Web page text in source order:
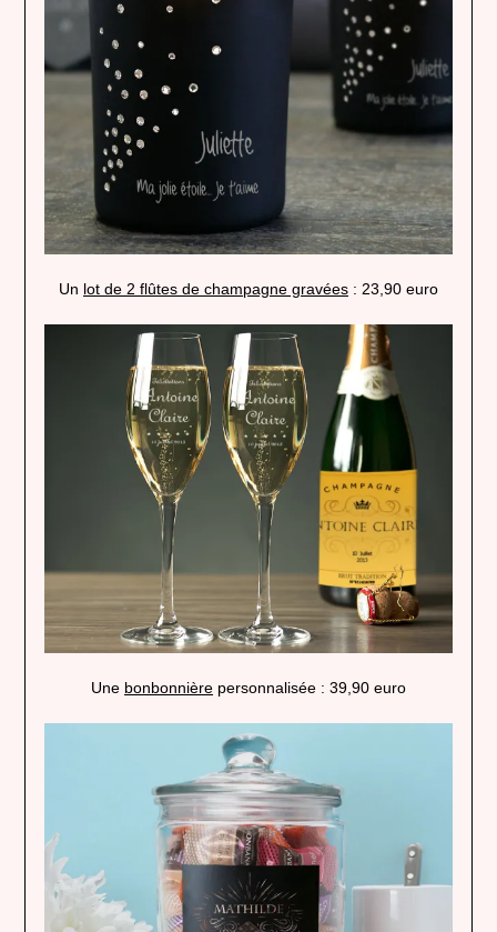
Un lot de 2 flûtes de champagne gravées : 23,90 euro
Une bonbonnière personnalisée : 39,90 euro